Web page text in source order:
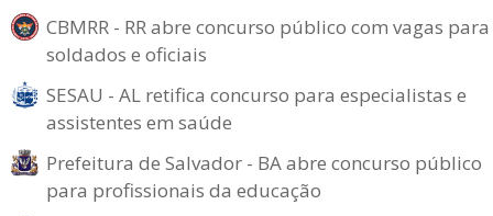
CBMRR - RR abre concurso público com vagas para
soldados e oficiais
SESAU - AL retifica concurso para especialistas e
assistentes em saúde
Prefeitura de Salvador - BA abre concurso público
para profissionais da educação